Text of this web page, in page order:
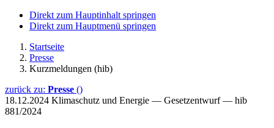
Direkt zum Hauptinhalt springen
Direkt zum Hauptmenü springen
Startseite
Presse
Kurzmeldungen (hib)
zurück zu: Presse ()
18.12.2024 Klimaschutz und Energie — Gesetzentwurf — hib
881/2024